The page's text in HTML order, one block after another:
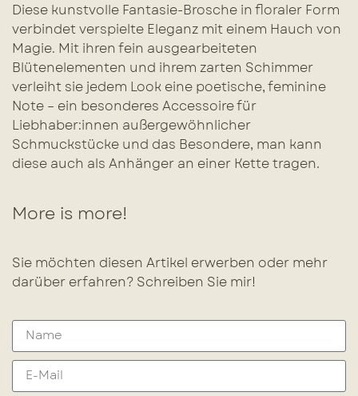
Diese kunstvolle Fantasie-Brosche in floraler Form
verbindet verspielte Eleganz mit einem Hauch von
Magie. Mit ihren fein ausgearbeiteten
Blütenelementen und ihrem zarten Schimmer
verleiht sie jedem Look eine poetische, feminine
Note – ein besonderes Accessoire für
Liebhaber:innen außergewöhnlicher
Schmuckstücke und das Besondere, man kann
diese auch als Anhänger an einer Kette tragen.
More is more!
Sie möchten diesen Artikel erwerben oder mehr
darüber erfahren? Schreiben Sie mir!